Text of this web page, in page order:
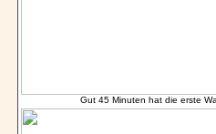
Gut 45 Minuten hat die erste